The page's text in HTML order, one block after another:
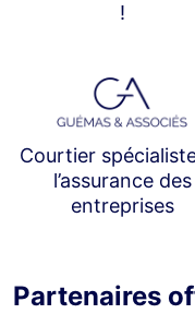
!
Courtier
l’assurance des
entreprises
Partenaires